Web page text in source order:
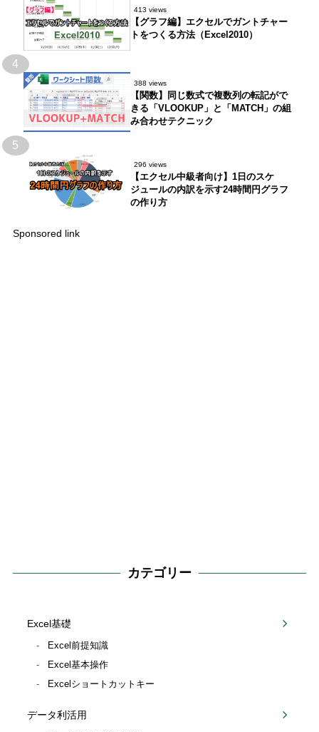
413 views
【グラフ編】エクセルでガントチャー
トをつくる方法（Excel2010）
4
388 views
【関数】同じ数式で複数列の転記がで
きる「VLOOKUP」と「MATCH」の組
み合わせテクニック
5
296 views
【エクセル中級者向け】1日のスケ
ジュールの内訳を示す24時間円グラフ
の作り方
Sponsored link
カテゴリー
Excel基礎
Excel前提知識
Excel基本操作
Excelショートカットキー
データ利活用